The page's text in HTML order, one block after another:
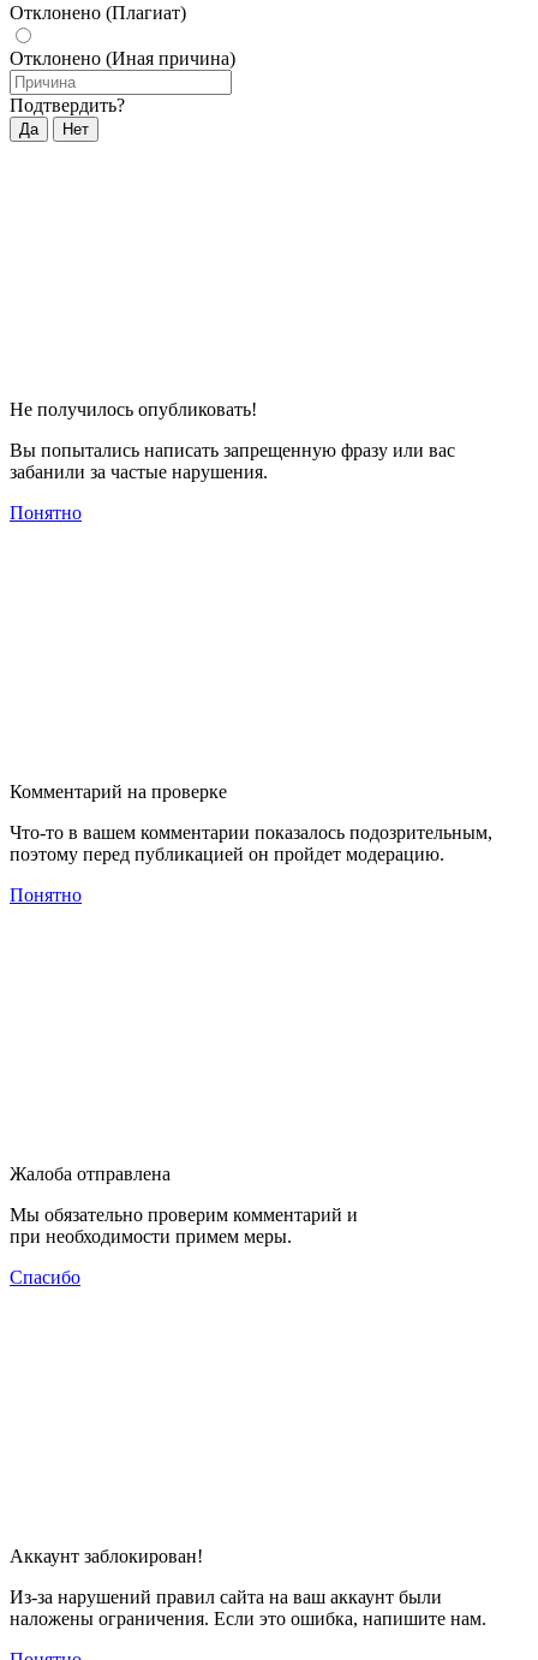
Отклонено (Плагиат)
Отклонено (Иная причина)
Подтвердить?
Да Нет
Не получилось опубликовать!
Вы попытались написать запрещенную фразу или вас
забанили за частые нарушения.
Понятно
Комментарий на проверке
Что-то в вашем комментарии показалось подозрительным,
поэтому перед публикацией он пройдет модерацию.
Понятно
Жалоба отправлена
Мы обязательно проверим комментарий и
при необходимости примем меры.
Спасибо
Аккаунт заблокирован!
Из-за нарушений правил сайта на ваш аккаунт были
наложены ограничения. Если это ошибка, напишите нам.